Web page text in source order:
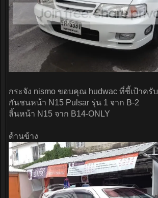
กระจัง nismo ขอบคุณ hudwac ที่ชี้เป้าครับ
กันชนหน้า N15 Pulsar รุ่น 1 จาก B-2
ลิ้นหน้า N15 จาก B14-ONLY
ด้านข้าง